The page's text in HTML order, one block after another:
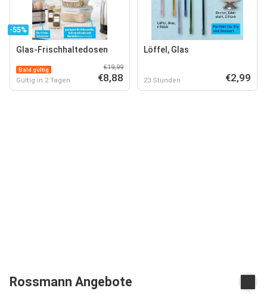
-55%
Glas-Frischhaltedosen
Bald gültig
Gültig in 2 Tagen
€19,99
€8,88
Löffel, Glas
23 Stunden €2,99
Rossmann Angebote